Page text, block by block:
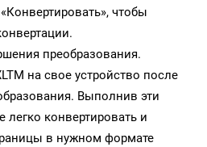
чтобы
преобразования.
на свое устройство после
Выполнив эти
легко конвертировать и
в нужном формате